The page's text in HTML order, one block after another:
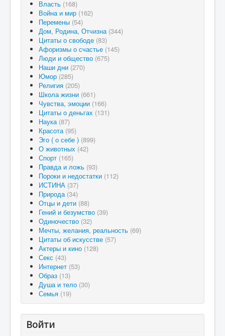
Власть (168)
Война и мир (162)
Перемены (54)
Дом, Родина, Отчизна (344)
Цитаты о свободе (83)
Афоризмы о счастье (145)
Люди и общество (675)
Наши дни (270)
Юмор (285)
Религия (205)
Школа жизни (661)
Чувства, эмоции (166)
Цитаты о деньгах (131)
Наука (87)
Красота (95)
Эго ( о себе ) (899)
О животных (42)
Спорт (165)
Правда и ложь (93)
Пороки и недостатки (112)
ИСТИНА (37)
Природа (34)
Отцы и дети (88)
Гений и безумство (39)
Одиночество (32)
Мечты, желания, реальность (69)
Цитаты об искусстве (57)
Актеры и кино (128)
Секс (43)
Интернет (53)
Образ (13)
Душа и тело (30)
Семья (19)
Войти